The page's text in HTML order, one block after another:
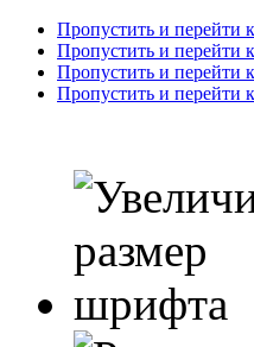
Пропустить и перейти
Пропустить и перейти
Пропустить и перейти
Пропустить и перейти